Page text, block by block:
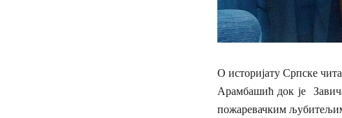
О историјату Српске
Арамбашић док је
пожаревачким